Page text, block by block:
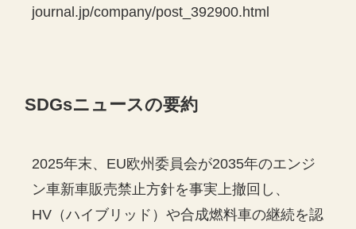
journal.jp/company/post_392900.html
SDGsニュースの要約
2025年末、EU欧州委員会が2035年のエンジ
ン車新車販売禁止方針を事実上撤回し、
HV（ハイブリッド）や合成燃料車の継続を認